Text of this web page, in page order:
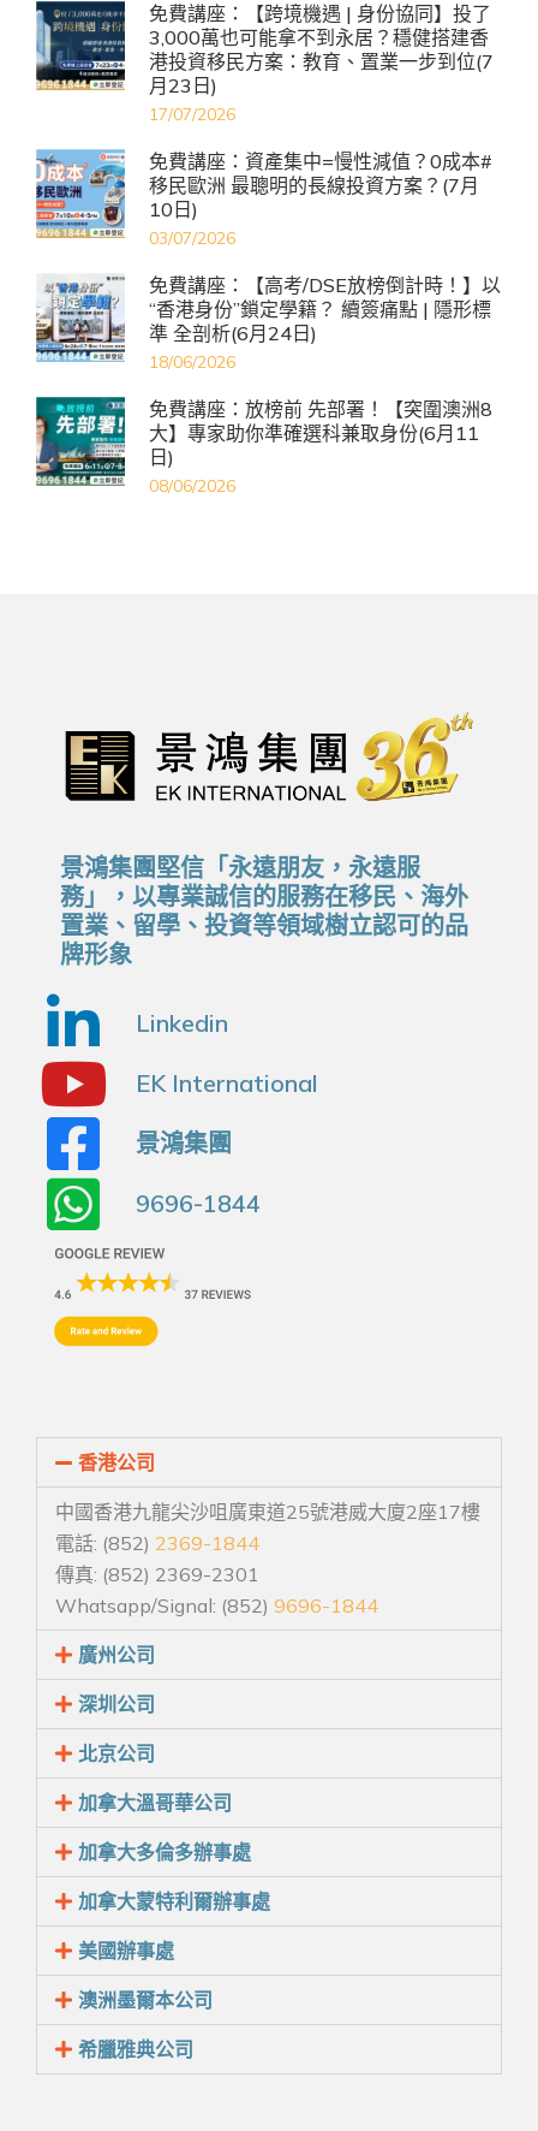
免費講座：【跨境機遇 | 身份協同】投了
3,000萬也可能拿不到永居？穩健搭建香
港投資移民方案：教育、置業一步到位(7
月23日)
17/07/2026
免費講座：資產集中=慢性減值？0成本#
移民歐洲 最聰明的長線投資方案？(7月
10日)
03/07/2026
免費講座：【高考/DSE放榜倒計時！】以
“香港身份”鎖定學籍？ 續簽痛點 | 隱形標
準 全剖析(6月24日)
18/06/2026
免費講座：放榜前 先部署！【突圍澳洲8
大】專家助你準確選科兼取身份(6月11
日)
08/06/2026
景鴻集團堅信「永遠朋友，永遠服
務」，以專業誠信的服務在移民、海外
置業、留學、投資等領域樹立認可的品
牌形象
Linkedin
EK International
景鴻集團
9696-1844
香港公司
中國香港九龍尖沙咀廣東道25號港威大廈2座17樓
電話: (852) 2369-1844
傳真: (852) 2369-2301
Whatsapp/Signal: (852) 9696-1844
廣州公司
深圳公司
北京公司
加拿大溫哥華公司
加拿大多倫多辦事處
加拿大蒙特利爾辦事處
美國辦事處
澳洲墨爾本公司
希臘雅典公司